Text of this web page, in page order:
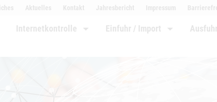
Internetkontrolle Einfuhr / Import